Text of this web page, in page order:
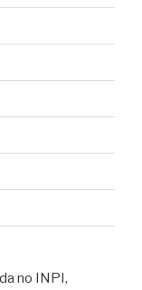
no INPI,